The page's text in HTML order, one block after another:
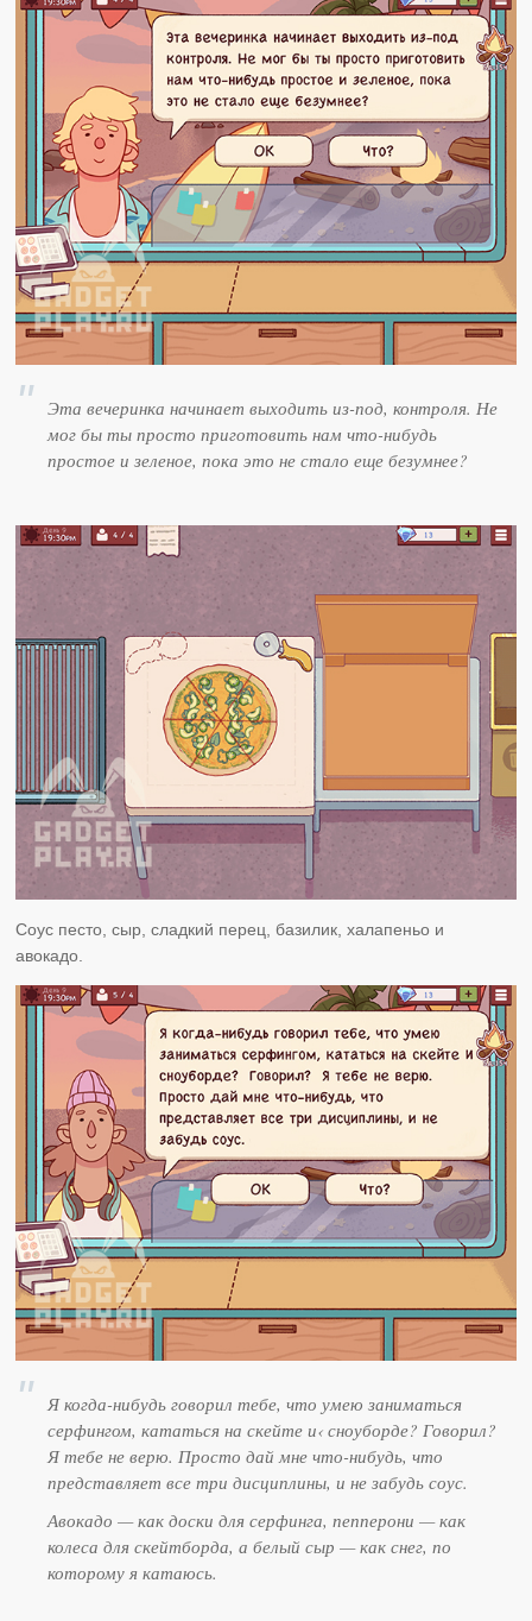
Эта вечеринка начинает выходить из-под, контроля. Не
мог бы ты просто приготовить нам что-нибудь
простое и зеленое, пока это не стало еще безумнее?
Соус песто, сыр, сладкий перец, базилик, халапеньо и
авокадо.
Я когда-нибудь говорил тебе, что умею заниматься
серфингом, кататься на скейте и‹ сноуборде? Говорил?
Я тебе не верю. Просто дай мне что-нибудь, что
представляет все три дисциплины, и не забудь соус.
Авокадо — как доски для серфинга, пепперони — как
колеса для скейтборда, а белый сыр — как снег, по
которому я катаюсь.